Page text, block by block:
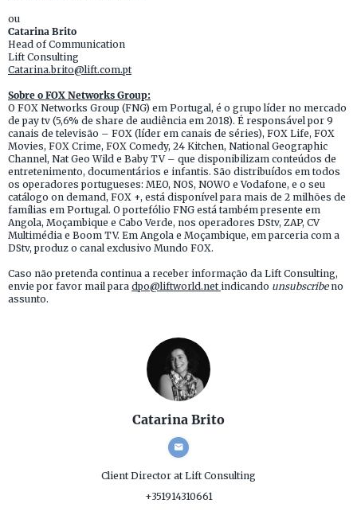
ou
Catarina Brito
Head of Communication
Lift Consulting
Catarina.brito@lift.com.pt
Sobre o FOX Networks Group:
O FOX Networks Group (FNG) em Portugal, é o grupo líder no mercado
de pay tv (5,6% de share de audiência em 2018). É responsável por 9
canais de televisão – FOX (líder em canais de séries), FOX Life, FOX
Movies, FOX Crime, FOX Comedy, 24 Kitchen, National Geographic
Channel, Nat Geo Wild e Baby TV – que disponibilizam conteúdos de
entretenimento, documentários e infantis. São distribuídos em todos
os operadores portugueses: MEO, NOS, NOWO e Vodafone, e o seu
catálogo on demand, FOX +, está disponível para mais de 2 milhões de
famílias em Portugal. O portefólio FNG está também presente em
Angola, Moçambique e Cabo Verde, nos operadores DStv, ZAP, CV
Multimédia e Boom TV. Em Angola e Moçambique, em parceria com a
DStv, produz o canal exclusivo Mundo FOX.
Caso não pretenda continua a receber informação da Lift Consulting,
envie por favor mail para dpo@liftworld.netindicando unsubscribe no
assunto.
Catarina Brito
Client Director at Lift Consulting
+351914310661